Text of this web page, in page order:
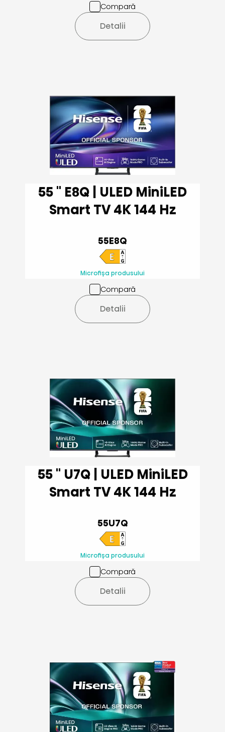
Compară
Detalii
55 '' E8Q | ULED MiniLED
Smart TV 4K 144 Hz
55E8Q
Microfișa produsului
Compară
Detalii
55 '' U7Q | ULED MiniLED
Smart TV 4K 144 Hz
55U7Q
Microfișa produsului
Compară
Detalii